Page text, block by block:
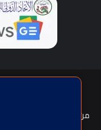
حقوق النشر © | جميع
من نحن؟